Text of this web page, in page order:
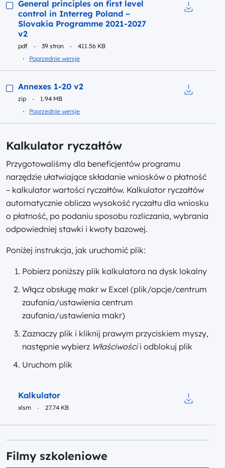
General principles on first level
control in Interreg Poland –
Slovakia Programme 2021-2027
v2
pdf 39 stron
411.56 KB
Poprzednie wersje
Podgląd
Annexes 1-20 v2
zip
1.94 MB
Poprzednie wersje
Kalkulator ryczałtów
Przygotowaliśmy dla beneficjentów programu
narzędzie ułatwiające składanie wniosków o płatność
– kalkulator wartości ryczałtów. Kalkulator ryczałtów
automatycznie oblicza wysokość ryczałtu dla wniosku
o płatność, po podaniu sposobu rozliczania, wybrania
odpowiedniej stawki i kwoty bazowej.
Poniżej instrukcja, jak uruchomić plik:
Pobierz poniższy plik kalkulatora na dysk lokalny
Włącz obsługę makr w Excel (plik/opcje/centrum
zaufania/ustawienia centrum
zaufania/ustawienia makr)
Zaznaczy plik i kliknij prawym przyciskiem myszy,
następnie wybierz Właściwościi odblokuj plik
Uruchom plik
Podgląd
Kalkulator
xlsm 27.74 KB
Filmy szkoleniowe